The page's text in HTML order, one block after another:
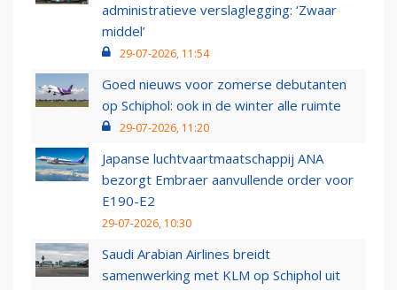
administratieve verslaglegging: ‘Zwaar
middel’
29-07-2026, 11:54
Goed nieuws voor zomerse debutanten
op Schiphol: ook in de winter alle ruimte
29-07-2026, 11:20
Japanse luchtvaartmaatschappij ANA
bezorgt Embraer aanvullende order voor
E190-E2
29-07-2026, 10:30
Saudi Arabian Airlines breidt
samenwerking met KLM op Schiphol uit